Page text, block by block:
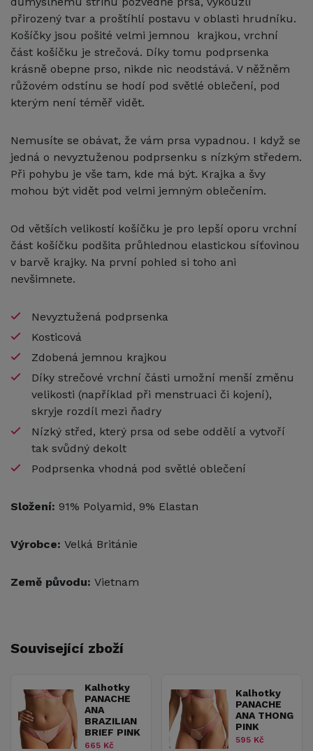
přirozený tvar a proštíhlí postavu v oblasti hrudníku.
Košíčky jsou pošité velmi jemnou krajkou, vrchní
část košíčku je strečová. Díky tomu podprsenka
krásně obepne prso, nikde nic neodstává. V něžněm
růžovém odstínu se hodí pod světlé oblečení, pod
kterým není téměř vidět.
Nemusíte se obávat, že vám prsa vypadnou. I když se
jedná o nevyztuženou podprsenku s nízkým středem.
Při pohybu je vše tam, kde má být. Krajka a švy
mohou být vidět pod velmi jemným oblečením.
Od větších velikostí košíčku je pro lepší oporu vrchní
část košíčku podšita průhlednou elastickou síťovinou
v barvě krajky. Na první pohled si toho ani
nevšimnete.
Nevyztužená podprsenka
Kosticová
Zdobená jemnou krajkou
Díky strečové vrchní části umožní menší změnu
velikosti (například při menstruaci či kojení),
skryje rozdíl mezi ňadry
Nízký střed, který prsa od sebe oddělí a vytvoří
tak svůdný dekolt
Podprsenka vhodná pod světlé oblečení
Složení: 91% Polyamid, 9% Elastan
Výrobce: Velká Británie
Země původu: Vietnam
Související zboží
Kalhotky
PANACHE
ANA
BRAZILIAN
BRIEF PINK
665 Kč
Kalhotky
PANACHE
ANA THONG
PINK
595 Kč